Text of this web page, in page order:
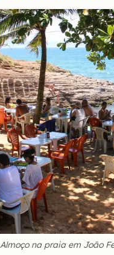
Almoço na praia em João